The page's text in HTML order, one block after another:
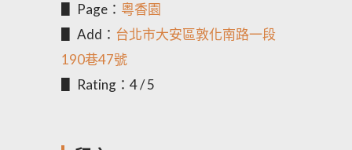
▋ Page： 粵香園
▋ Add： 台北市大安區敦化南路一段
190巷47號
▋ Rating：4 / 5